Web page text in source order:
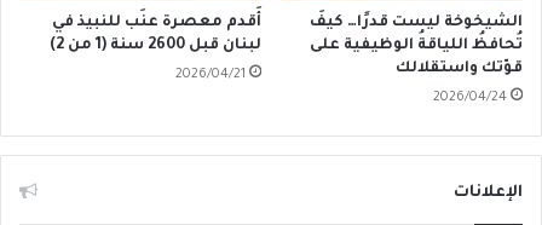
الشيخوخة ليست قدرًا… كيفَ
تُحافظُ اللياقةُ الوظيفية على
قوّتك واستقلالك
2026/04/24
أَقدم معصرة عنَب للنبيذ في
لبنان قبل 2600 سنة (1 من 2)
2026/04/21
الإعلانات